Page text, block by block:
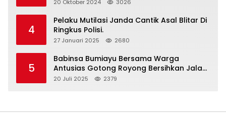
20 Oktober 2024 3026
4
Pelaku Mutilasi Janda Cantik Asal Blitar Di
Ringkus Polisi.
27 Januari 2025 2680
5
Babinsa Bumiayu Bersama Warga
Antusias Gotong Royong Bersihkan Jalan
Dusun Banaran
20 Juli 2025 2379